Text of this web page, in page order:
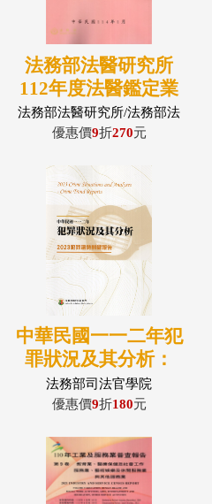
法務部法醫研究所
112年度法醫鑑定業
務統計年報
法務部法醫研究所/法務部法
醫研究所/侯寬仁、許倬憲、
優惠價9折270元
中華民國一一二年犯
罪狀況及其分析：
2023犯罪趨勢關鍵報
告
法務部司法官學院
優惠價9折180元